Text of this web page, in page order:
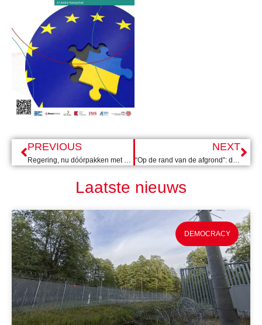
PREVIOUS
Regering, nu dóórpakken met een extra inzet op democratie
NEXT
“Op de rand van de afgrond”: de Israëlische strijd om het hooggerechtshof
Laatste nieuws
DEMOCRACY